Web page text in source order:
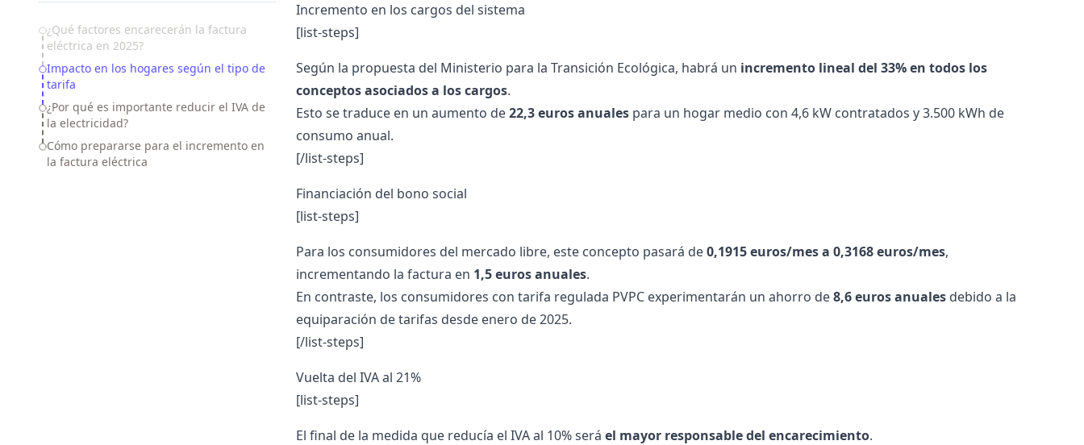
Table of Contents
¿Qué factores encarecerán la factura
eléctrica en 2025?
Impacto en los hogares según el tipo de
tarifa
¿Por qué es importante reducir el IVA de
la electricidad?
Cómo prepararse para el incremento en
la factura eléctrica
Incremento en los cargos del sistema
[list-steps]
Según la propuesta del Ministerio para la Transición Ecológica, habrá un incremento lineal del 33% en todos los
conceptos asociados a los cargos.
Esto se traduce en un aumento de22,3 euros anuales para un hogar medio con 4,6 kW contratados y 3.500 kWh de
consumo anual.
[/list-steps]
Financiación del bono social
[list-steps]
Para los consumidores del mercado libre, este concepto pasará de0,1915 euros/mes a 0,3168 euros/mes,
incrementando la factura en 1,5 euros anuales.
En contraste, los consumidores con tarifa regulada PVPC experimentarán un ahorro de8,6 euros anuales debido a la
equiparación de tarifas desde enero de 2025.
[/list-steps]
Vuelta del IVA al 21%
[list-steps]
El final de la medida que reducía el IVAal 10% será el mayor responsable del encarecimiento.